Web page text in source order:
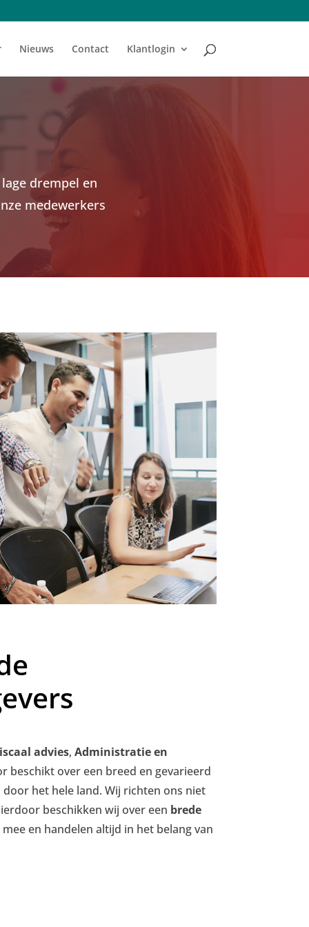
Nieuws Contact Klantlogin
drempel en
medewerkers
advies, Administratie en
beschikt over een breed en gevarieerd
het hele land. Wij richten ons niet
beschikken wij over een brede
en handelen altijd in het belang van